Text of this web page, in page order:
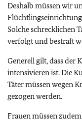
Deshalb müssen wir
Solche schrecklichen
verfolgt und bestraft
Generell gilt, dass der
intensivieren ist. Die
Täter müssen wegen
gezogen werden.
Frauen müssen